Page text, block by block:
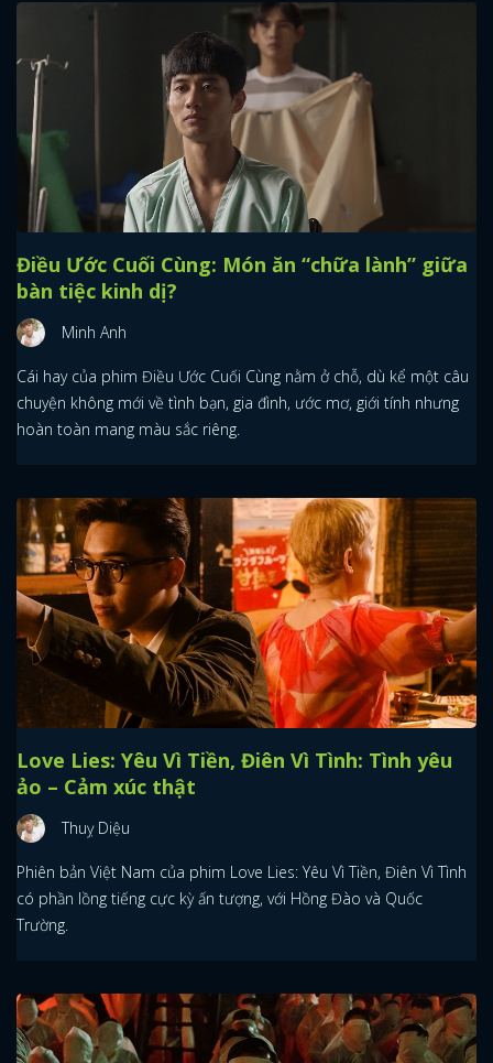
Điều Ước Cuối Cùng: Món ăn “chữa lành” giữa
bàn tiệc kinh dị?
Minh Anh
Cái hay của phim Điều Ước Cuối Cùng nằm ở chỗ, dù kể một câu
chuyện không mới về tình bạn, gia đình, ước mơ, giới tính nhưng
hoàn toàn mang màu sắc riêng.
Love Lies: Yêu Vì Tiền, Điên Vì Tình: Tình yêu
ảo – Cảm xúc thật
Thuỵ Diệu
Phiên bản Việt Nam của phim Love Lies: Yêu Vì Tiền, Điên Vì Tình
có phần lồng tiếng cực kỳ ấn tượng, với Hồng Đào và Quốc
Trường.